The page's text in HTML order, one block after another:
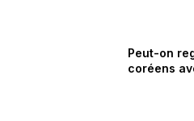
Peut-on
coréens